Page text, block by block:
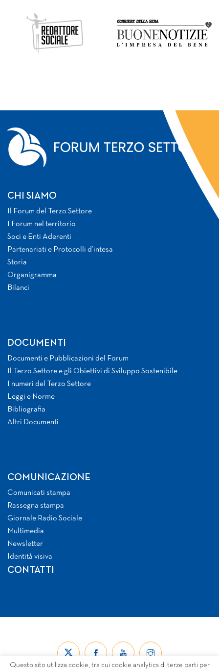
CHI SIAMO
Il Forum del Terzo Settore
I Forum nel territorio
Soci e Enti Aderenti
Partenariati e Protocolli d’intesa
Storia
Organigramma
Bilanci
DOCUMENTI
Documenti e Pubblicazioni del Forum
Il Terzo Settore e gli Obiettivi di Sviluppo Sostenibile
I numeri del Terzo Settore
Leggi e Norme
Bibliografia
Altri Documenti
COMUNICAZIONE
Comunicati stampa
Rassegna stampa
Giornale Radio Sociale
Multimedia
Newsletter
Identità visiva
CONTATTI
Questo sito utilizza cookie, tra cui cookie analytics di terze parti per